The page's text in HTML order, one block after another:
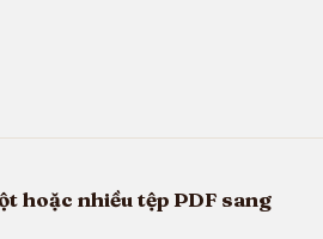
hoặc nhiều tệp PDF sang